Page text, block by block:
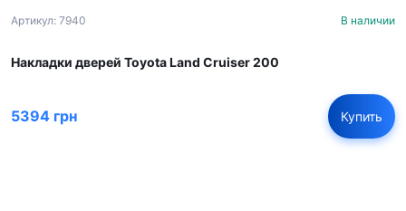
Артикул: 7940 В наличии
Накладки дверей Toyota Land Cruiser 200
5394 грн Купить